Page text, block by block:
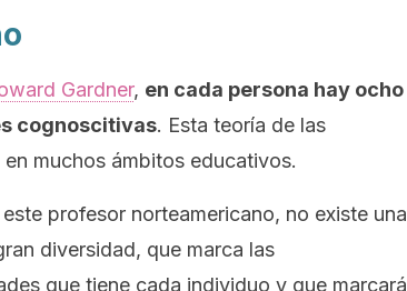
Gardner, en cada persona hay ocho
cognoscitivas. Esta teoría de las
muchos ámbitos educativos.
profesor norteamericano, no existe una
diversidad, que marca las
que tiene cada individuo y que marcará